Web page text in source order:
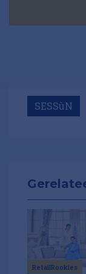
SESSùN
RetailRookies